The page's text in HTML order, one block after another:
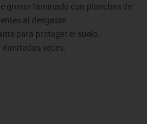
grosor laminado con planchas de
al desgaste.
para proteger el suelo.
ilimitadas veces.